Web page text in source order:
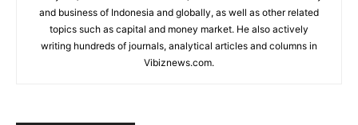
and business of Indonesia and globally, as well as other related
topics such as capital and money market. He also actively
writing hundreds of journals, analytical articles and columns in
Vibiznews.com.